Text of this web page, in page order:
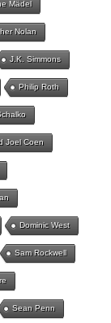
Mädel
Nolan
J.K. Simmons
Philip Roth
Joel Coen
Dominic West
Sam Rockwell
Sean Penn